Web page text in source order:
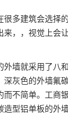
很多建筑会选择
来，，视觉上会
外墙就采用了八
深灰色的外墙氟
而不简单。工商
造型铝单板的外